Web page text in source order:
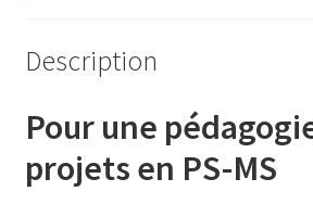
Description
Pour une
projets en PS-MS